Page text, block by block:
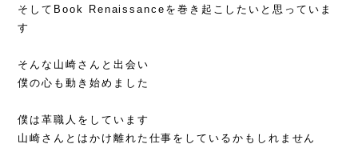
そしてBook Renaissanceを巻き起こしたいと思っていま
す
そんな山崎さんと出会い
僕の心も動き始めました
僕は革職人をしています
山崎さんとはかけ離れた仕事をしているかもしれません